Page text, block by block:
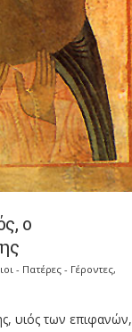
ο
- Πατέρες - Γέροντες,
υιός των επιφανών,